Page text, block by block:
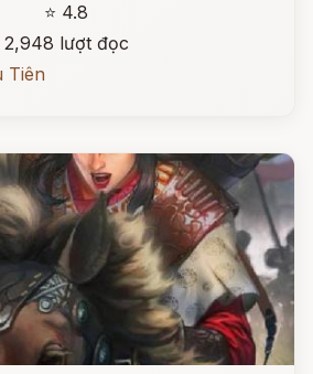
⭐ 4.8
2,948 lượt đọc
Tiên